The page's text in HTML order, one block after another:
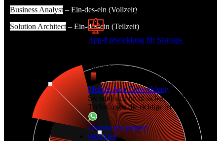
Business Analyst – Ein-des-ein (Vollzeit)
Solution Architect – Ein-des-ein (Teilzeit)
Coaching und Anlagenbuchung.
App-Entwicklung für Startups
Launch.
Mobile-App-Entwicklung
Sie sind sich nicht sicher, welche
Technologie die richtige ist?
Discuss my project
Web Dev